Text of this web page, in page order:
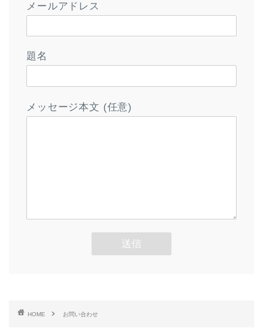
メールアドレス
題名
メッセージ本文 (任意)
HOME お問い合わせ